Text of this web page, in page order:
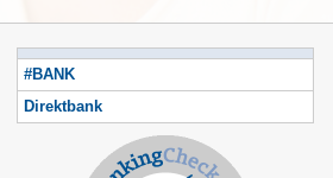
#BANK
Direktbank